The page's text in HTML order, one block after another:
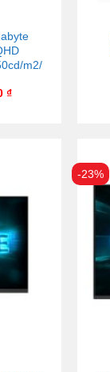
m2/
₫
-23%